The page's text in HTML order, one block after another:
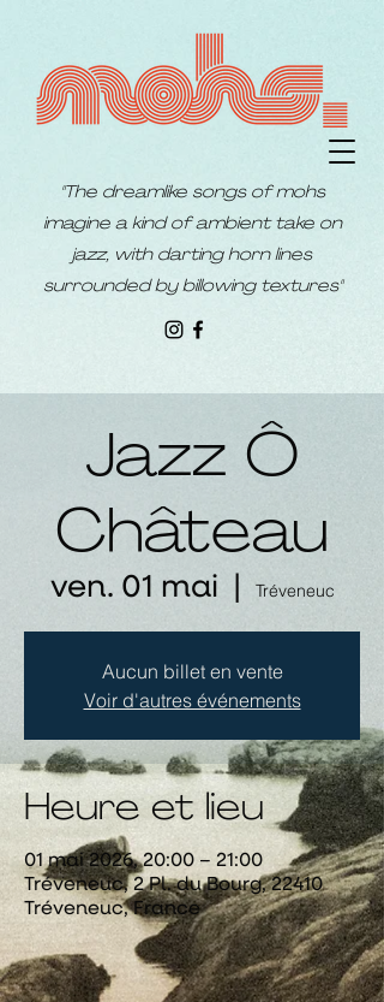
"The dreamlike songs of mohs
imagine a kind of ambient take on
jazz, with darting horn lines
surrounded by billowing textures"
Jazz Ô
Château
ven. 01 mai Tréveneuc
Aucun billet en vente
Voir d'autres événements
Heure et lieu
01 mai 2026, 20:00 – 21:00
Tréveneuc, 2 Pl. du Bourg, 22410
Tréveneuc, France